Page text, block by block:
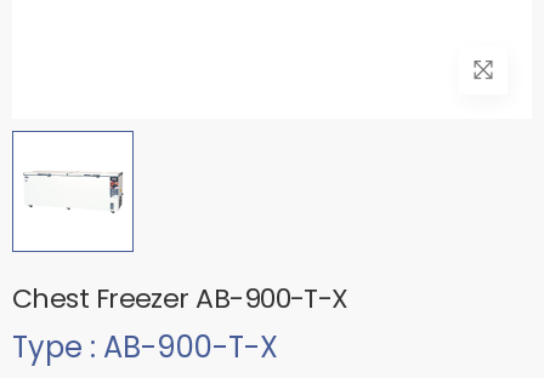
Chest Freezer AB-900-T-X
Type : AB-900-T-X